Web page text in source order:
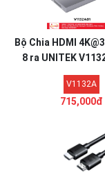
Bộ Chia HDMI
8 ra UNITEK
V1132A
715,000đ